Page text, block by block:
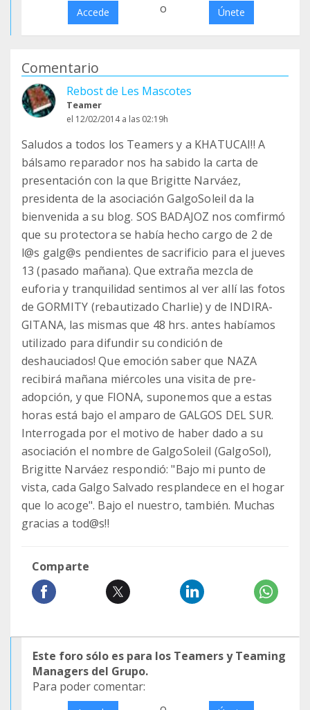
Accede o Únete
Comentario
Rebost de Les Mascotes
Teamer
el 12/02/2014 a las 02:19h
Saludos a todos los Teamers y a KHATUCAI!! A
bálsamo reparador nos ha sabido la carta de
presentación con la que Brigitte Narváez,
presidenta de la asociación GalgoSoleil da la
bienvenida a su blog. SOS BADAJOZ nos comfirmó
que su protectora se había hecho cargo de 2 de
l@s galg@s pendientes de sacrificio para el jueves
13 (pasado mañana). Que extraña mezcla de
euforia y tranquilidad sentimos al ver allí las fotos
de GORMITY (rebautizado Charlie) y de INDIRA-
GITANA, las mismas que 48 hrs. antes habíamos
utilizado para difundir su condición de
deshauciados! Que emoción saber que NAZA
recibirá mañana miércoles una visita de pre-
adopción, y que FIONA, suponemos que a estas
horas está bajo el amparo de GALGOS DEL SUR.
Interrogada por el motivo de haber dado a su
asociación el nombre de GalgoSoleil (GalgoSol),
Brigitte Narváez respondió: "Bajo mi punto de
vista, cada Galgo Salvado resplandece en el hogar
que lo acoge". Bajo el nuestro, también. Muchas
gracias a tod@s!!
Comparte
Este foro sólo es para los Teamers y Teaming
Managers del Grupo.
Para poder comentar: